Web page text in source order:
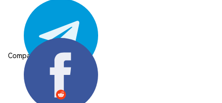
Compartilhar: